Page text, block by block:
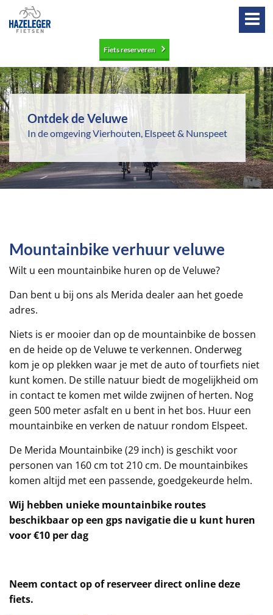
Fiets reserveren
Ontdek de Veluwe
In de omgeving Vierhouten, Elspeet & Nunspeet
Mountainbike verhuur veluwe
Wilt u een mountainbike huren op de Veluwe?
Dan bent u bij ons als Merida dealer aan het goede
adres.
Niets is er mooier dan op de mountainbike de bossen
en de heide op de Veluwe te verkennen. Onderweg
kom je op plekken waar je met de auto of tourfiets niet
kunt komen. De stille natuur biedt de mogelijkheid om
in contact te komen met wilde zwijnen of herten. Nog
geen 500 meter asfalt en u bent in het bos. Huur een
mountainbike en verken de natuur rondom Elspeet.
De Merida Mountainbike (29 inch) is geschikt voor
personen van 160 cm tot 210 cm. De mountainbikes
komen altijd met een passende, goedgekeurde helm.
Wij hebben unieke mountainbike routes
beschikbaar op een gps navigatie die u kunt huren
voor €10 per dag
Neem contact op of reserveer direct online deze
fiets.